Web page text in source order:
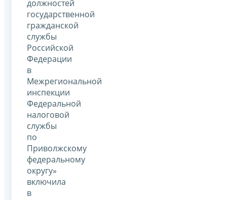
должностей
государственной
гражданской
службы
Российской
Федерации
в
Межрегиональной
инспекции
Федеральной
налоговой
службы
по
Приволжскому
федеральному
округу»
включила
в